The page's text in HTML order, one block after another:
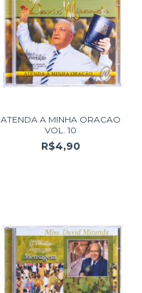
ATENDA A MINHA ORACAO
VOL. 10
R$4,90